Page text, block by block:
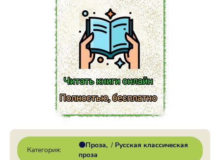
Категория:
🟠Проза / Русская классическая
проза